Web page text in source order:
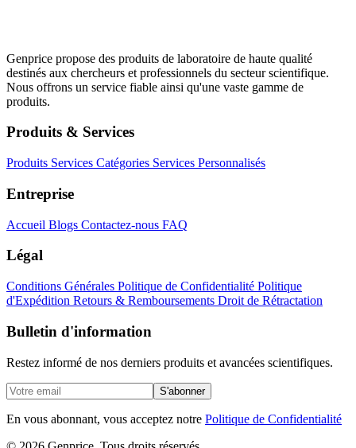
Genprice propose des produits de laboratoire de haute qualité
destinés aux chercheurs et professionnels du secteur scientifique.
Nous offrons un service fiable ainsi qu'une vaste gamme de
produits.
Produits & Services
Produits Services Catégories Services Personnalisés
Entreprise
Accueil Blogs Contactez-nous FAQ
Légal
Conditions Générales Politique de Confidentialité Politique
d'Expédition Retours & Remboursements Droit de Rétractation
Bulletin d'information
Restez informé de nos derniers produits et avancées scientifiques.
S'abonner
En vous abonnant, vous acceptez notre Politique de Confidentialité